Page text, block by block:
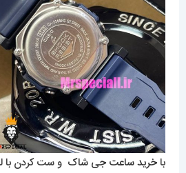
با خرید ساعت جی شاک و ست کردن با